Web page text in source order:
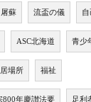
屠蘇 流盃の儀
ASC北海道 青少
居場所 福祉
800年慶讃法要 足利